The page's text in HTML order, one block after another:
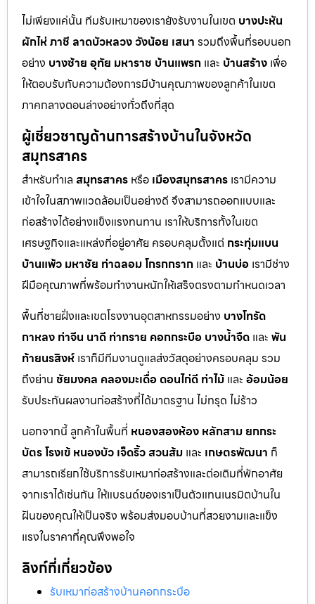
ไม่เพียงแค่นั้น ทีมรับเหมาของเรายังรับงานในเขต บางปะหัน
ผักไห่ภาชี ลาดบัวหลวงวังน้อย เสนา รวมถึงพื้นที่รอบนอก
อย่าง บางซ้าย อุทัย มหาราช บ้านแพรก และ บ้านสร้าง เพื่อ
ให้ตอบรับกับความต้องการมีบ้านคุณภาพของลูกค้าในเขต
ภาคกลางตอนล่างอย่างทั่วถึงที่สุด
ผู้เชี่ยวชาญด้านการสร้างบ้านในจังหวัด
สมุทรสาคร
สำหรับทำเล สมุทรสาคร หรือ เมืองสมุทรสาคร เรามีความ
เข้าใจในสภาพแวดล้อมเป็นอย่างดี จึงสามารถออกแบบและ
ก่อสร้างได้อย่างแข็งแรงทนทาน เราให้บริการทั้งในเขต
เศรษฐกิจและแหล่งที่อยู่อาศัย ครอบคลุมตั้งแต่ กระทุ่มแบน
บ้านแพ้ว มหาชัย ท่าฉลอมโกรกกราก และ บ้านบ่อ เรามีช่าง
ฝีมือคุณภาพที่พร้อมทำงานหนักให้เสร็จตรงตามกำหนดเวลา
พื้นที่ชายฝั่งและเขตโรงงานอุตสาหกรรมอย่าง บางโทรัด
กาหลง ท่าจีน นาดี ท่าทราย คอกกระบือ บางน้ำจืด และ พัน
ท้ายนรสิงห์ เราก็มีทีมงานดูแลส่งวัสดุอย่างครอบคลุม รวม
ถึงย่าน ชัยมงคล คลองมะเดื่อ ดอนไก่ดี ท่าไม้ และ อ้อมน้อย
รับประกันผลงานก่อสร้างที่ได้มาตรฐาน ไม่ทรุด ไม่ร้าว
นอกจากนี้ ลูกค้าในพื้นที่ หนองสองห้อง หลักสามยกกระ
บัตรโรงเข้ หนองบัว เจ็ดริ้วสวนส้ม และ เกษตรพัฒนา ก็
สามารถเรียกใช้บริการรับเหมาก่อสร้างและต่อเติมที่พักอาศัย
จากเราได้เช่นกัน ให้แบรนด์ของเราเป็นตัวแทนเนรมิตบ้านใน
ฝันของคุณให้เป็นจริง พร้อมส่งมอบบ้านที่สวยงามและแข็ง
แรงในราคาที่คุณพึงพอใจ
ลิงก์ที่เกี่ยวข้อง
รับเหมาก่อสร้างบ้านคอกกระบือ